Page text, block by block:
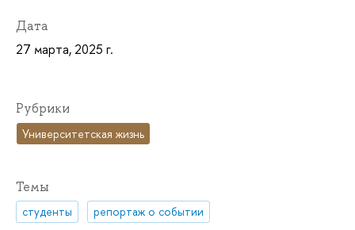
Дата
27 марта, 2025 г.
Рубрики
Университетская жизнь
Темы
студенты репортаж о событии